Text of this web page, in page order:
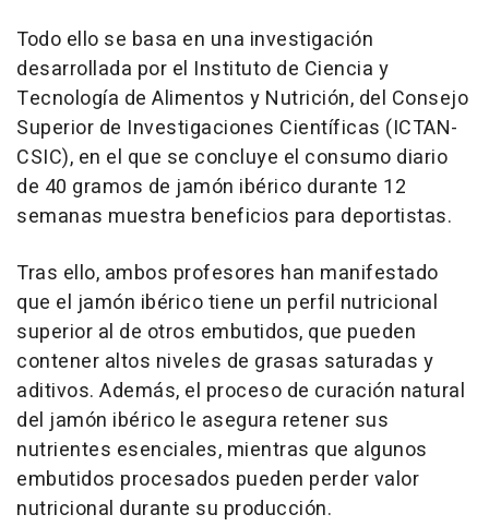
Todo ello se basa en una investigación
desarrollada por el Instituto de Ciencia y
Tecnología de Alimentos y Nutrición, del Consejo
Superior de Investigaciones Científicas (ICTAN-
CSIC), en el que se concluye el consumo diario
de 40 gramos de jamón ibérico durante 12
semanas muestra beneficios para deportistas.
Tras ello, ambos profesores han manifestado
que el jamón ibérico tiene un perfil nutricional
superior al de otros embutidos, que pueden
contener altos niveles de grasas saturadas y
aditivos. Además, el proceso de curación natural
del jamón ibérico le asegura retener sus
nutrientes esenciales, mientras que algunos
embutidos procesados pueden perder valor
nutricional durante su producción.